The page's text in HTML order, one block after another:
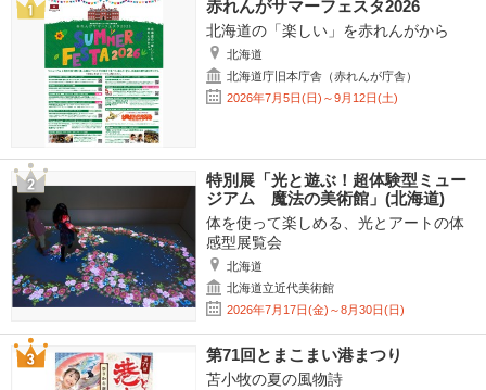
赤れんがサマーフェスタ2026
北海道の「楽しい」を赤れんがから
北海道
北海道庁旧本庁舎（赤れんが庁舎）
2026年7月5日(日)～9月12日(土)
特別展「光と遊ぶ！超体験型ミュー
ジアム 魔法の美術館」(北海道)
体を使って楽しめる、光とアートの体
感型展覧会
北海道
北海道立近代美術館
2026年7月17日(金)～8月30日(日)
第71回とまこまい港まつり
苫小牧の夏の風物詩